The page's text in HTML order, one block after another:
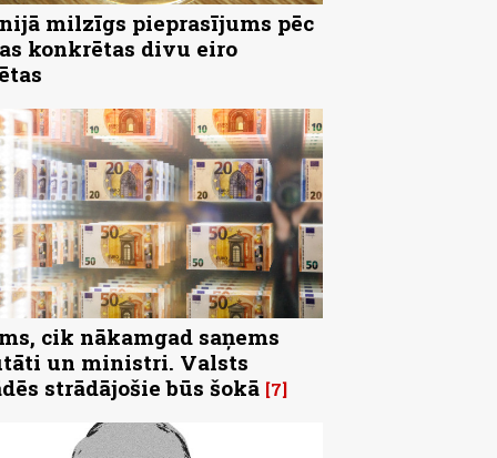
milzīgs pieprasījums pēc
konkrētas divu eiro
cik nākamgad saņems
un ministri. Valsts
strādājošie būs šokā 7